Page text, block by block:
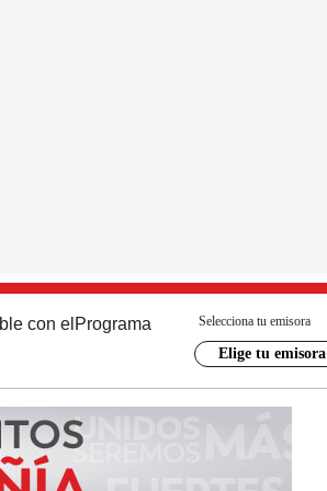
con el Programa Selecciona tu emisora
Elige tu emisora